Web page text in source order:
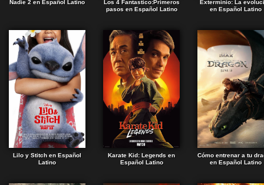
Nadie 2 en Español Latino
Los 4 Fantastico:Primeros
pasos en Español Latino
Exterminio: La
en Español Latino
Lilo y Stitch en Español
Latino
Karate Kid: Legends en
Español Latino
Cómo entrenar a tu
en Español Latino